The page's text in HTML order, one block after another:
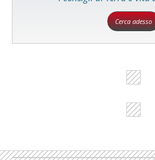
Cerca adesso